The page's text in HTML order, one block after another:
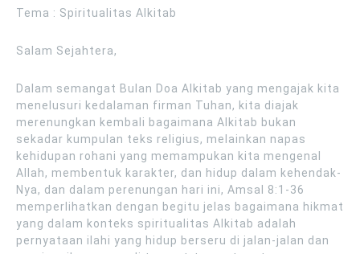
Tema : Spiritualitas Alkitab
Salam Sejahtera,
Dalam semangat Bulan Doa Alkitab yang mengajak kita
menelusuri kedalaman firman Tuhan, kita diajak
merenungkan kembali bagaimana Alkitab bukan
sekadar kumpulan teks religius, melainkan napas
kehidupan rohani yang memampukan kita mengenal
Allah, membentuk karakter, dan hidup dalam kehendak-
Nya, dan dalam perenungan hari ini, Amsal 8:1-36
memperlihatkan dengan begitu jelas bagaimana hikmat
yang dalam konteks spiritualitas Alkitab adalah
pernyataan ilahi yang hidup berseru di jalan-jalan dan